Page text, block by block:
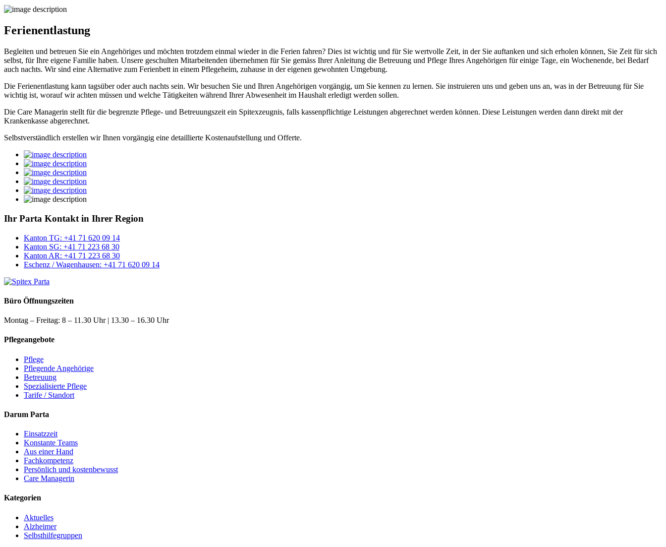
Ferienentlastung
Begleiten und betreuen Sie ein Angehöriges und möchten trotzdem einmal wieder in die Ferien fahren? Dies ist wichtig und für Sie wertvolle Zeit, in der Sie auftanken und sich erholen können, Sie Zeit für sich
selbst, für Ihre eigene Familie haben. Unsere geschulten Mitarbeitenden übernehmen für Sie gemäss Ihrer Anleitung die Betreuung und Pflege Ihres Angehörigen für einige Tage, ein Wochenende, bei Bedarf
auch nachts. Wir sind eine Alternative zum Ferienbett in einem Pflegeheim, zuhause in der eigenen gewohnten Umgebung.
Die Ferienentlastung kann tagsüber oder auch nachts sein. Wir besuchen Sie und Ihren Angehörigen vorgängig, um Sie kennen zu lernen. Sie instruieren uns und geben uns an, was in der Betreuung für Sie
wichtig ist, worauf wir achten müssen und welche Tätigkeiten während Ihrer Abwesenheit im Haushalt erledigt werden sollen.
Die Care Managerin stellt für die begrenzte Pflege- und Betreuungszeit ein Spitexzeugnis, falls kassenpflichtige Leistungen abgerechnet werden können. Diese Leistungen werden dann direkt mit der
Krankenkasse abgerechnet.
Selbstverständlich erstellen wir Ihnen vorgängig eine detaillierte Kostenaufstellung und Offerte.
Ihr Parta Kontakt in Ihrer Region
Kanton TG: +41 71 620 09 14
Kanton SG: +41 71 223 68 30
Kanton AR: +41 71 223 68 30
Eschenz / Wagenhausen: +41 71 620 09 14
Büro Öffnungszeiten
Montag – Freitag: 8 – 11.30 Uhr | 13.30 – 16.30 Uhr
Pflegeangebote
Pflege
Pflegende Angehörige
Betreuung
Spezialisierte Pflege
Tarife / Standort
Darum Parta
Einsatzzeit
Konstante Teams
Aus einer Hand
Fachkompetenz
Persönlich und kostenbewusst
Care Managerin
Kategorien
Aktuelles
Alzheimer
Selbsthilfegruppen